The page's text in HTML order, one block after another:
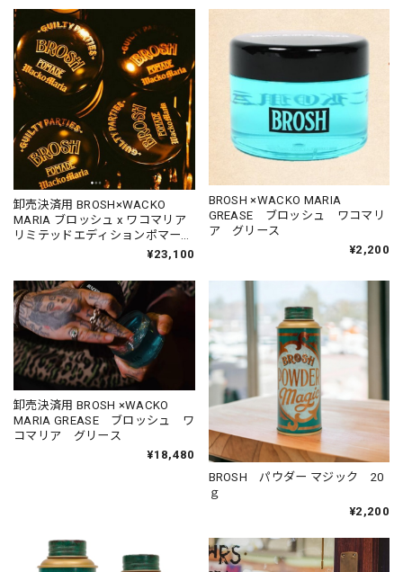
卸売決済用 BROSH×WACKO
MARIA ブロッシュ x ワコマリア
リミテッドエディションポマード
¥23,100
BROSH ×WACKO MARIA
GREASE ブロッシュ ワコマリ
ア グリース
¥2,200
卸売決済用 BROSH ×WACKO
MARIA GREASE ブロッシュ ワ
コマリア グリース
¥18,480
BROSH パウダー マジック 20
ｇ
¥2,200